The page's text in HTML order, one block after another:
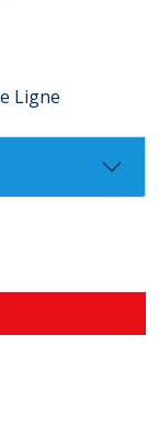
Ligne